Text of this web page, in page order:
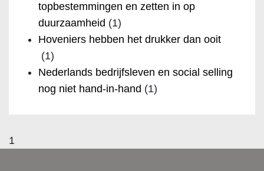
topbestemmingen en zetten in op
duurzaamheid (1)
Hoveniers hebben het drukker dan ooit
(1)
Nederlands bedrijfsleven en social selling
nog niet hand-in-hand (1)
1